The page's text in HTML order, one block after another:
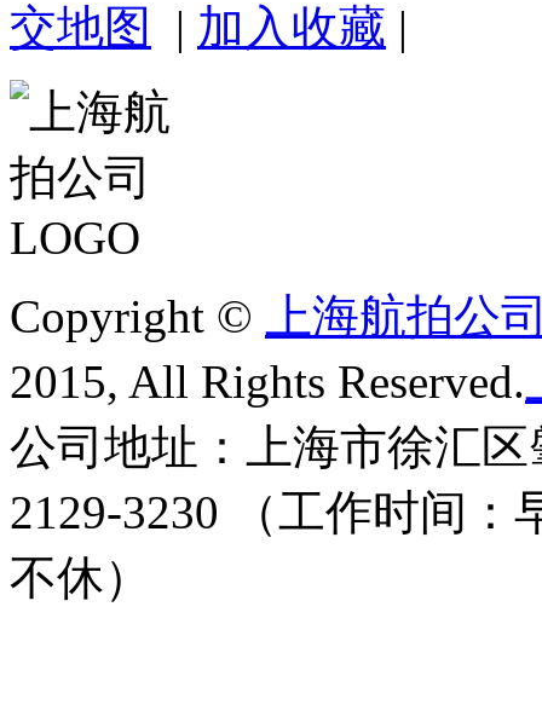
交地图
| 加入收藏 |
Copyright ©
上海航拍公
2015, All Rights Reserved.
公司地址：上海市徐汇
2129-3230 （工作时间：
不休）